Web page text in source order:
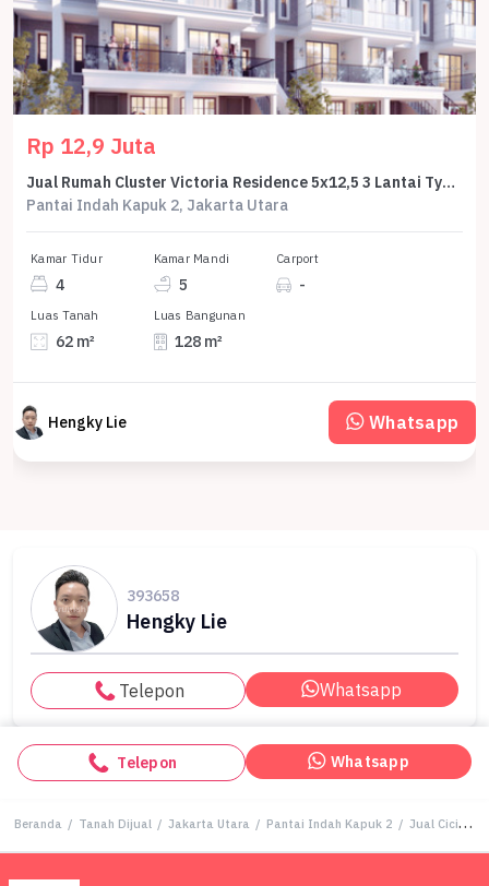
Rp 12,9 Juta
Jual Rumah Cluster Victoria Residence 5x12,5 3 Lantai Type Noble Cicilan 12,9 Juta Program Dp 0% Selama 2 Tahun
Pantai Indah Kapuk 2, Jakarta Utara
Kamar Tidur
4
Kamar Mandi
5
Carport
-
Luas Tanah
62 m²
Luas Bangunan
128 m²
Hengky Lie Whatsapp
393658
Hengky Lie
Telepon Whatsapp
Telepon Whatsapp
Beranda / Tanah Dijual / Jakarta Utara / Pantai Indah Kapuk 2 / Jual Cicilan 330 Juta Kavling Tanah The Padma Cluster Amerta Pik 2 540 M2 18x30 Kas Bertahap 60x Rumah Mewah Terbaik